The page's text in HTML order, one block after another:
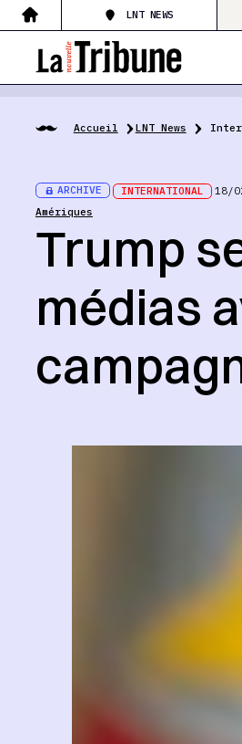
LNT NEWS
Accueil LNT News
ARCHIVE INTERNATIONAL
18/
Amériques
Trump
médias